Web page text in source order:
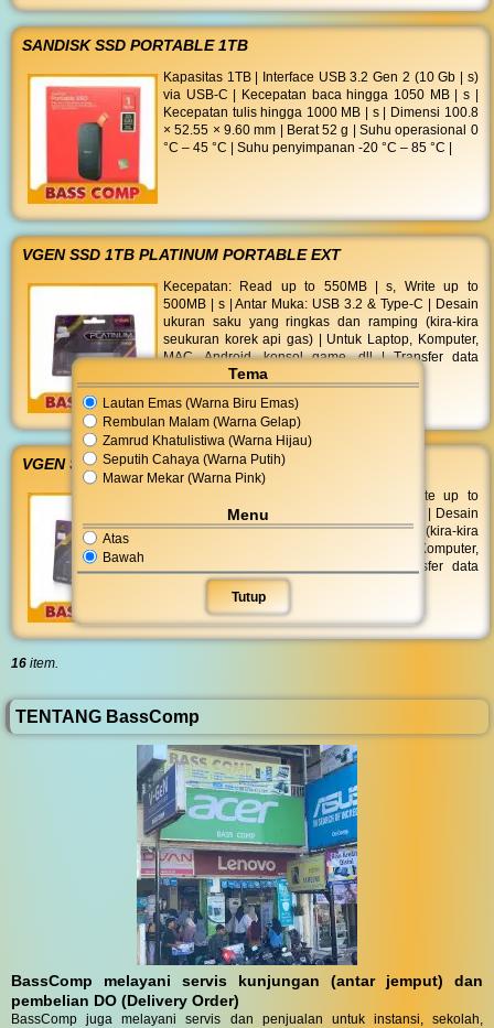
Tema
Lautan Emas (Warna Biru Emas)
Rembulan Malam (Warna Gelap)
Zamrud Khatulistiwa (Warna Hijau)
Seputih Cahaya (Warna Putih)
Mawar Mekar (Warna Pink)
Menu
Atas
Bawah
Tutup
SANDISK SSD PORTABLE 1TB
Kapasitas 1TB | Interface USB 3.2 Gen 2 (10 Gb | s)
via USB-C | Kecepatan baca hingga 1050 MB | s |
Kecepatan tulis hingga 1000 MB | s | Dimensi 100.8
× 52.55 × 9.60 mm | Berat 52 g | Suhu operasional 0
°C – 45 °C | Suhu penyimpanan -20 °C – 85 °C |
VGEN SSD 1TB PLATINUM PORTABLE EXT
Kecepatan: Read up to 550MB | s, Write up to
500MB | s | Antar Muka: USB 3.2 & Type-C | Desain
ukuran saku yang ringkas dan ramping (kira-kira
seukuran korek api gas) | Untuk Laptop, Komputer,
MAC, Android, konsol game, dll | Transfer data
kecepatan tingg
VGEN SSD 2TB PLATINUM PORTABLE EXT
Kecepatan: Read up to 550MB | s, Write up to
500MB | s | Antar Muka: USB 3.2 & Type-C | Desain
ukuran saku yang ringkas dan ramping (kira-kira
seukuran korek api gas) | Untuk Laptop, Komputer,
MAC, Android, konsol game, dll | Transfer data
kecepatan tingg
16 item.
TENTANG BassComp
BassComp melayani servis kunjungan (antar jemput) dan
pembelian DO (Delivery Order)
BassComp juga melayani servis dan penjualan untuk instansi, sekolah,